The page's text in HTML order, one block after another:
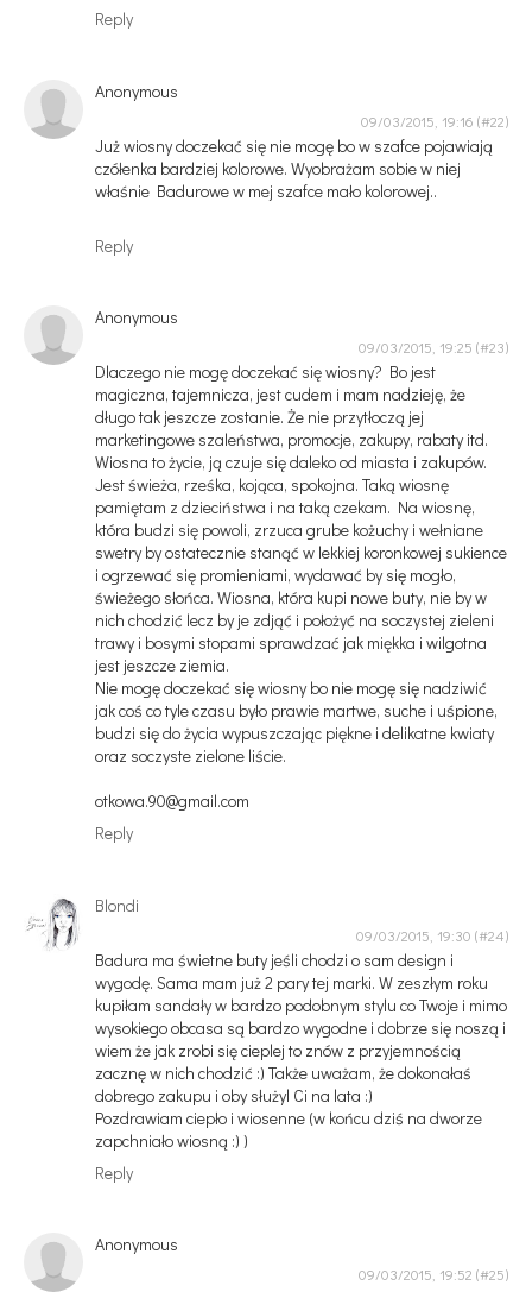
Reply
Anonymous
09/03/2015, 19:16
Już wiosny doczekać się nie mogę bo w szafce pojawiają
czółenka bardziej kolorowe. Wyobrażam sobie w niej
właśnie Badurowe w mej szafce mało kolorowej..
Reply
Anonymous
09/03/2015, 19:25
Dlaczego nie mogę doczekać się wiosny? Bo jest
magiczna, tajemnicza, jest cudem i mam nadzieję, że
długo tak jeszcze zostanie. Że nie przytłoczą jej
marketingowe szaleństwa, promocje, zakupy, rabaty itd.
Wiosna to życie, ją czuje się daleko od miasta i zakupów.
Jest świeża, rześka, kojąca, spokojna. Taką wiosnę
pamiętam z dzieciństwa i na taką czekam. Na wiosnę,
która budzi się powoli, zrzuca grube kożuchy i wełniane
swetry by ostatecznie stanąć w lekkiej koronkowej sukience
i ogrzewać się promieniami, wydawać by się mogło,
świeżego słońca. Wiosna, która kupi nowe buty, nie by w
nich chodzić lecz by je zdjąć i położyć na soczystej zieleni
trawy i bosymi stopami sprawdzać jak miękka i wilgotna
jest jeszcze ziemia.
Nie mogę doczekać się wiosny bo nie mogę się nadziwić
jak coś co tyle czasu było prawie martwe, suche i uśpione,
budzi się do życia wypuszczając piękne i delikatne kwiaty
oraz soczyste zielone liście.
otkowa.90@gmail.com
Reply
Blondi
09/03/2015, 19:30
Badura ma świetne buty jeśli chodzi o sam design i
wygodę. Sama mam już 2 pary tej marki. W zeszłym roku
kupiłam sandały w bardzo podobnym stylu co Twoje i mimo
wysokiego obcasa są bardzo wygodne i dobrze się noszą i
wiem że jak zrobi się cieplej to znów z przyjemnością
zacznę w nich chodzić :) Także uważam, że dokonałaś
dobrego zakupu i oby służyl Ci na lata :)
Pozdrawiam ciepło i wiosenne (w końcu dziś na dworze
zapchniało wiosną :) )
Reply
Anonymous
09/03/2015, 19:52